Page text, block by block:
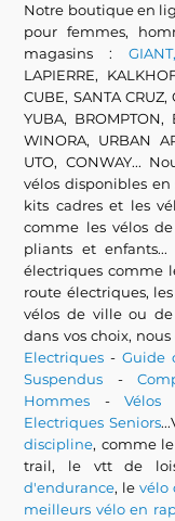
Notre boutique en
pour femmes,
magasins :
LAPIERRE,
CUBE, SANTA
YUBA, BROMPTON,
WINORA, URBAN
UTO, CONWAY...
vélos disponibles
kits cadres et les
comme les vélos
pliants et enfants...
électriques comme
route électriques,
vélos de ville ou
dans vos choix,
Electriques -Guide
Suspendus -
Hommes - Vélos
Electriques Seniors
discipline, comme le
trail, le vtt de
d'endurance, levélo
meilleurs vélo en